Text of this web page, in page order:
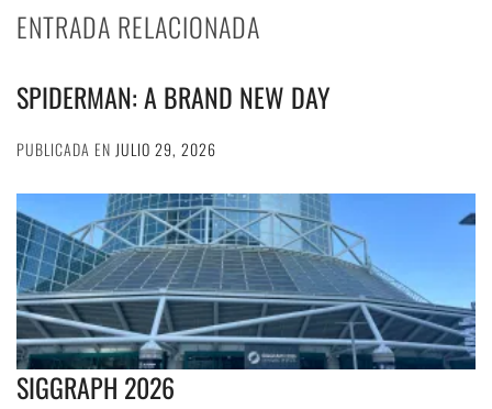
ENTRADA RELACIONADA
SPIDERMAN: A BRAND NEW DAY
PUBLICADA EN JULIO 29, 2026
SIGGRAPH 2026